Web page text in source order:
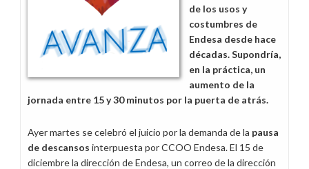
de los usos y
costumbres de
Endesa desde hace
décadas. Supondría,
en la práctica, un
aumento de la
jornada entre 15 y 30 minutos por la puerta de atrás.
Ayer martes se celebró el juicio por la demanda de la pausa
de descansos interpuesta por CCOO Endesa. El 15 de
diciembre la dirección de Endesa, un correo de la dirección